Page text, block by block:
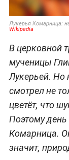
Лукерья Комарница:
Wikipedia
В церковной
мученицы
Лукерьей. Но
смотрел не
цветёт, что
Поэтому
Комарница.
значит,